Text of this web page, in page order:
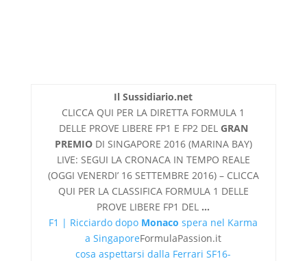
Il Sussidiario.net
CLICCA QUI PER LA DIRETTA FORMULA 1
DELLE PROVE LIBERE FP1 E FP2 DEL GRAN
PREMIODI SINGAPORE 2016 (MARINA BAY)
LIVE: SEGUI LA CRONACA IN TEMPO REALE
(OGGI VENERDI’ 16 SETTEMBRE 2016) – CLICCA
QUI PER LA CLASSIFICA FORMULA 1 DELLE
PROVE LIBERE FP1 DEL …
F1 | Ricciardo dopo Monaco spera nel Karma
a SingaporeFormulaPassion.it
cosa aspettarsi dalla Ferrari SF16-